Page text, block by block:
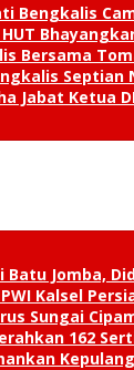
Bengkalis
Bersama
Jabat Ketua
Batu Jomba,
Kalsel
Sungai
162